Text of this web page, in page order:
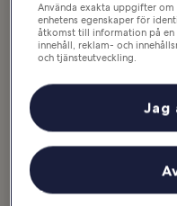
foto avBolstermage
Höjdpunkter i
konstmuseum
De närmare 70 000 verken,
skulpturer och teckningar,
konstmuseum. Göteborgs
pedagogiskt material, som
konsten medan du tar dig
Använda exakta uppgifter
enhetens egenskaper för
åtkomst till information på en
innehåll, reklam- och
och tjänsteutveckling.
Jag